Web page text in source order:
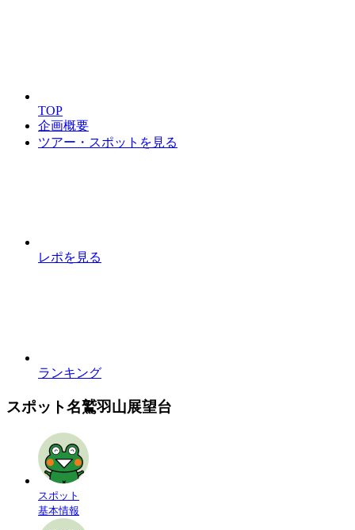
TOP
企画概要
ツアー・スポットを見る
レポを見る
ランキング
スポット名鷲羽山展望台
スポット
基本情報